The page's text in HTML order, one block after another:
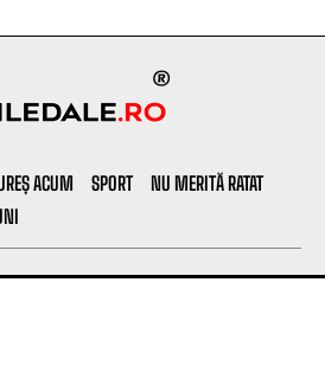
ACUM SPORT
NU MERITĂ RATAT